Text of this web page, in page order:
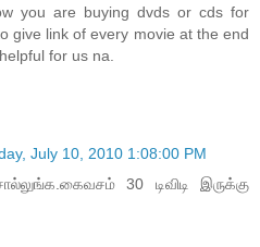
you are buying dvds or cds for
give link of every movie at the end
for us na.
July 10, 2010 1:08:00 PM
30 டிவிடி இருக்கு